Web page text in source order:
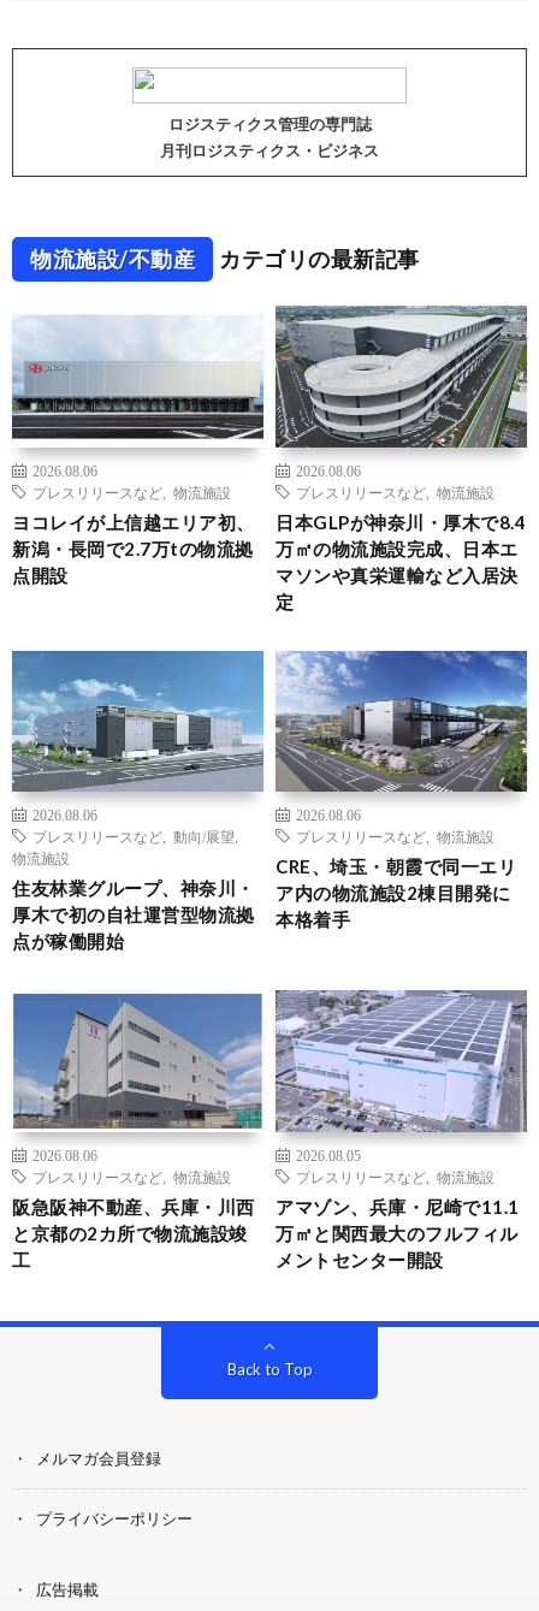
ロジスティクス管理の専門誌
月刊ロジスティクス・ビジネス
物流施設/不動産 カテゴリの最新記事
2026.08.06
プレスリリースなど
物流施設
ヨコレイが上信越エリア初、
新潟・長岡で2.7万tの物流拠
点開設
2026.08.06
プレスリリースなど
物流施設
日本GLPが神奈川・厚木で8.4
万㎡の物流施設完成、日本エ
マソンや真栄運輸など入居決
定
2026.08.06
プレスリリースなど
動向/展望
物流施設
住友林業グループ、神奈川・
厚木で初の自社運営型物流拠
点が稼働開始
2026.08.06
プレスリリースなど
物流施設
CRE、埼玉・朝霞で同一エリ
ア内の物流施設2棟目開発に
本格着手
2026.08.06
プレスリリースなど
物流施設
阪急阪神不動産、兵庫・川西
と京都の2カ所で物流施設竣
工
2026.08.05
プレスリリースなど
物流施設
アマゾン、兵庫・尼崎で11.1
万㎡と関西最大のフルフィル
メントセンター開設
Back to Top
メルマガ会員登録
プライバシーポリシー
広告掲載